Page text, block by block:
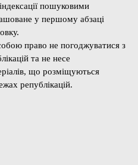
пошуковими
у першому абзаці
право не погоджуватися з
та не несе
що розміщуються
републікацій.